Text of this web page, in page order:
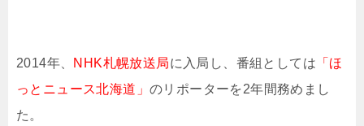
2014年、 NHK札幌放送局に入局し、番組としては 「ほ
っとニュース北海道」 のリポーターを2年間務めまし
た。